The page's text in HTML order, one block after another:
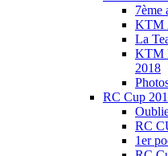
7ème
KTM
La
KTM
2018
RC Cup
RC
1er